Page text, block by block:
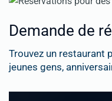
Demande de
Trouvez un restaurant
jeunes gens,